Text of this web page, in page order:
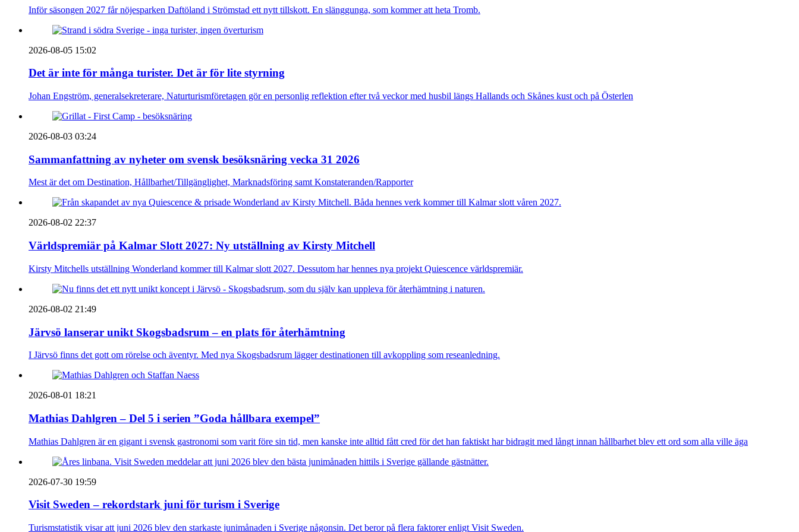
Inför säsongen 2027 får nöjesparken Daftöland i Strömstad ett nytt tillskott. En slänggunga, som kommer att heta Tromb.
2026-08-05 15:02
Det är inte för många turister. Det är för lite styrning
Johan Engström, generalsekreterare, Naturturismföretagen gör en personlig reflektion efter två veckor med husbil längs Hallands och Skånes kust och på Österlen
2026-08-03 03:24
Sammanfattning av nyheter om svensk besöksnäring vecka 31 2026
Mest är det om Destination, Hållbarhet/Tillgänglighet, Marknadsföring samt Konstateranden/Rapporter
2026-08-02 22:37
Världspremiär på Kalmar Slott 2027: Ny utställning av Kirsty Mitchell
Kirsty Mitchells utställning Wonderland kommer till Kalmar slott 2027. Dessutom har hennes nya projekt Quiescence världspremiär.
2026-08-02 21:49
Järvsö lanserar unikt Skogsbadsrum – en plats för återhämtning
I Järvsö finns det gott om rörelse och äventyr. Med nya Skogsbadsrum lägger destinationen till avkoppling som reseanledning.
2026-08-01 18:21
Mathias Dahlgren – Del 5 i serien ”Goda hållbara exempel”
Mathias Dahlgren är en gigant i svensk gastronomi som varit före sin tid, men kanske inte alltid fått cred för det han faktiskt har bidragit med långt innan hållbarhet blev ett ord som alla ville äga
2026-07-30 19:59
Visit Sweden – rekordstark juni för turism i Sverige
Turismstatistik visar att juni 2026 blev den starkaste junimånaden i Sverige någonsin. Det beror på flera faktorer enligt Visit Sweden.